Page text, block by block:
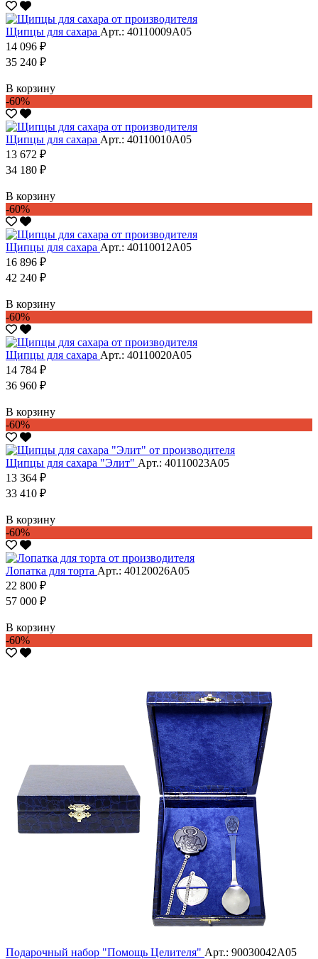
Щипцы для сахара Арт.: 40110009А05
14 096 ₽
35 240 ₽
В корзину
-60%
Щипцы для сахара Арт.: 40110010А05
13 672 ₽
34 180 ₽
В корзину
-60%
Щипцы для сахара Арт.: 40110012А05
16 896 ₽
42 240 ₽
В корзину
-60%
Щипцы для сахара Арт.: 40110020А05
14 784 ₽
36 960 ₽
В корзину
-60%
Щипцы для сахара "Элит" Арт.: 40110023А05
13 364 ₽
33 410 ₽
В корзину
-60%
Лопатка для торта Арт.: 40120026А05
22 800 ₽
57 000 ₽
В корзину
-60%
Подарочный набор "Помощь Целителя" Арт.: 90030042А05